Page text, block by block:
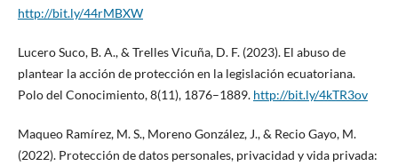
http://bit.ly/44rMBXW
Lucero Suco, B. A., & Trelles Vicuña, D. F. (2023). El abuso de
plantear la acción de protección en la legislación ecuatoriana.
Polo del Conocimiento, 8(11), 1876–1889. http://bit.ly/4kTR3ov
Maqueo Ramírez, M. S., Moreno González, J., & Recio Gayo, M.
(2022). Protección de datos personales, privacidad y vida privada: